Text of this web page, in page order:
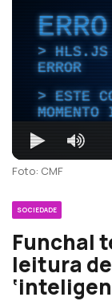
HLS.JS
ERROR
ESTE
Foto: CMF
SOCIEDADE
Funchal
leitura